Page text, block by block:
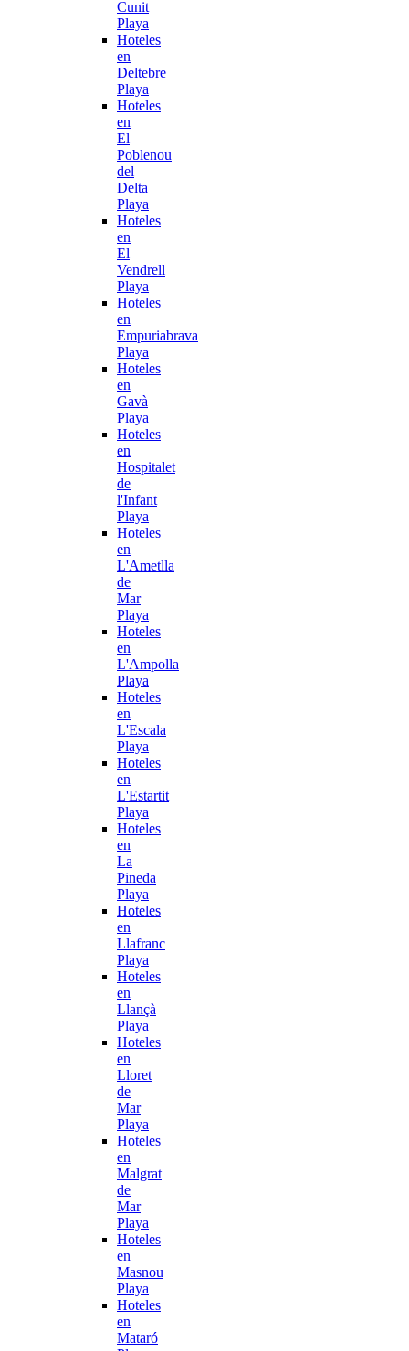
Cunit
Playa
Hoteles
en
Deltebre
Playa
Hoteles
en
El
Poblenou
del
Delta
Playa
Hoteles
en
El
Vendrell
Playa
Hoteles
en
Empuriabrava
Playa
Hoteles
en
Gavà
Playa
Hoteles
en
Hospitalet
de
l'Infant
Playa
Hoteles
en
L'Ametlla
de
Mar
Playa
Hoteles
en
L'Ampolla
Playa
Hoteles
en
L'Escala
Playa
Hoteles
en
L'Estartit
Playa
Hoteles
en
La
Pineda
Playa
Hoteles
en
Llafranc
Playa
Hoteles
en
Llançà
Playa
Hoteles
en
Lloret
de
Mar
Playa
Hoteles
en
Malgrat
de
Mar
Playa
Hoteles
en
Masnou
Playa
Hoteles
en
Mataró